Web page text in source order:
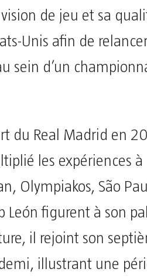
de jeu et sa
Unis afin de
sein d’un
du Real Madrid en
les expériences à
Olympiakos, São
León figurent à son
il rejoint son
illustrant une